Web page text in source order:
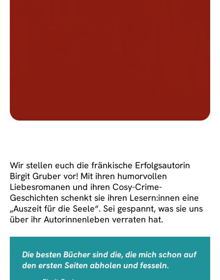
Wir stellen euch die fränkische Erfolgsautorin
Birgit Gruber vor! Mit ihren humorvollen
Liebesromanen und ihren Cosy-Crime-
Geschichten schenkt sie ihren Lesern:innen eine
„Auszeit für die Seele“. Sei gespannt, was sie uns
über ihr Autorinnenleben verraten hat.
Die besten Bücher sind die, die mich schon auf
den ersten Seiten abholen und fesseln.